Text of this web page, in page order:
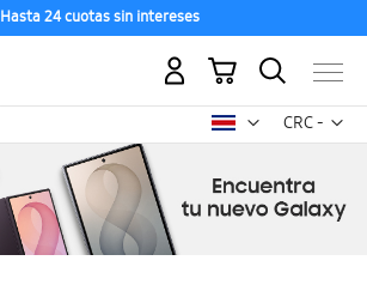
Hasta 24 cuotas sin intereses
CRC -
colón
Mi carrito